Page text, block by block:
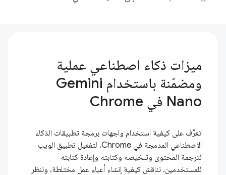
ميزات ذكاء اصطناعي عملية
ومضمّنة باستخدام Gemini
Nano في Chrome
تعرَّف على كيفية استخدام واجهات برمجة تطبيقات الذكاء
الاصطناعي المدمجة في Chrome، لتفعيل تطبيق الويب
لترجمة المحتوى وتلخيصه وكتابته وإعادة كتابته
للمستخدمين. نناقش كيفية إنشاء أعباء عمل مختلطة، وننظر